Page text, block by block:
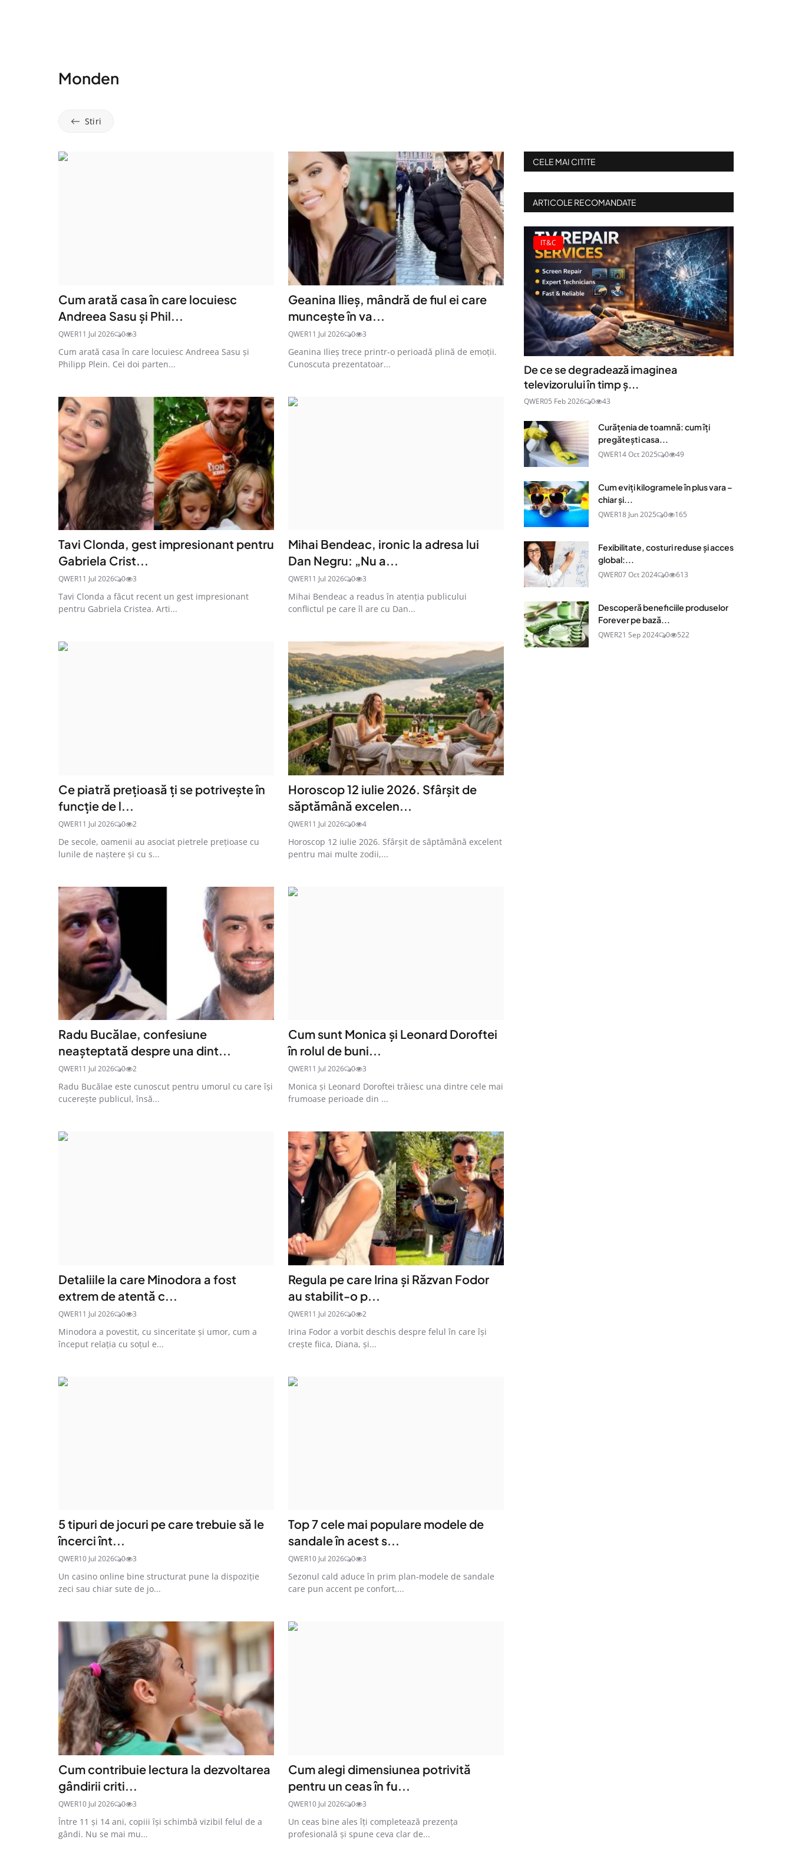
Monden
Stiri
Cum arată casa în care locuiesc
Andreea Sasu și Phil...
QWER11 Jul 2026 0 3
Cum arată casa în care locuiesc Andreea Sasu și
Philipp Plein. Cei doi parten...
Geanina Ilieș, mândră de fiul ei care
muncește în va...
QWER11 Jul 2026 0 3
Geanina Ilieș trece printr-o perioadă plină de emoții.
Cunoscuta prezentatoar...
Tavi Clonda, gest impresionant pentru
Gabriela Crist...
QWER11 Jul 2026 0 3
Tavi Clonda a făcut recent un gest impresionant
pentru Gabriela Cristea. Arti...
Mihai Bendeac, ironic la adresa lui
Dan Negru: „Nu a...
QWER11 Jul 2026 0 3
Mihai Bendeac a readus în atenția publicului
conflictul pe care îl are cu Dan...
Ce piatră prețioasă ți se potrivește în
funcție de l...
QWER11 Jul 2026 0 2
De secole, oamenii au asociat pietrele prețioase cu
lunile de naștere și cu s...
Horoscop 12 iulie 2026. Sfârșit de
săptămână excelen...
QWER11 Jul 2026 0 4
Horoscop 12 iulie 2026. Sfârșit de săptămână excelent
pentru mai multe zodii,...
Radu Bucălae, confesiune
neașteptată despre una dint...
QWER11 Jul 2026 0 2
Radu Bucălae este cunoscut pentru umorul cu care își
cucerește publicul, însă...
Cum sunt Monica și Leonard Doroftei
în rolul de buni...
QWER11 Jul 2026 0 3
Monica și Leonard Doroftei trăiesc una dintre cele mai
frumoase perioade din ...
Detaliile la care Minodora a fost
extrem de atentă c...
QWER11 Jul 2026 0 3
Minodora a povestit, cu sinceritate și umor, cum a
început relația cu soțul e...
Regula pe care Irina și Răzvan Fodor
au stabilit-o p...
QWER11 Jul 2026 0 2
Irina Fodor a vorbit deschis despre felul în care își
crește fiica, Diana, și...
5 tipuri de jocuri pe care trebuie să le
încerci înt...
QWER10 Jul 2026 0 3
Un casino online bine structurat pune la dispoziție
zeci sau chiar sute de jo...
Top 7 cele mai populare modele de
sandale în acest s...
QWER10 Jul 2026 0 3
Sezonul cald aduce în prim plan-modele de sandale
care pun accent pe confort,...
Cum contribuie lectura la dezvoltarea
gândirii criti...
QWER10 Jul 2026 0 3
Între 11 și 14 ani, copiii își schimbă vizibil felul de a
gândi. Nu se mai mu...
Cum alegi dimensiunea potrivită
pentru un ceas în fu...
QWER10 Jul 2026 0 3
Un ceas bine ales îți completează prezența
profesională și spune ceva clar de...
CELE MAI CITITE
ARTICOLE RECOMANDATE
IT&C
De ce se degradează imaginea
televizorului în timp ș...
QWER05 Feb 2026 0 43
Curățenia de toamnă: cum îți
pregătești casa...
QWER14 Oct 2025 0 49
Cum eviți kilogramele în plus vara –
chiar și...
QWER18 Jun 2025 0 165
Fexibilitate, costuri reduse și acces
global:...
QWER07 Oct 2024 0 613
Descoperă beneficiile produselor
Forever pe bază...
QWER21 Sep 2024 0 522